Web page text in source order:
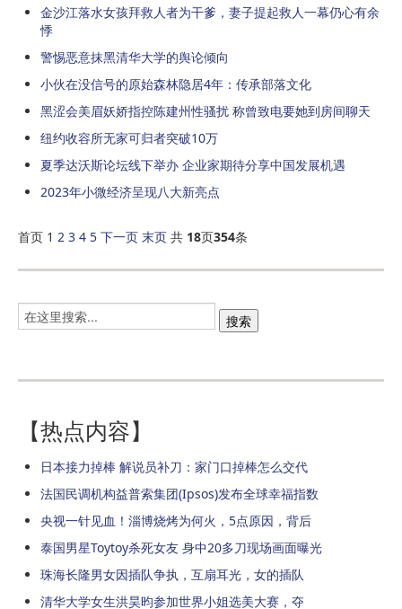
金沙江落水女孩拜救人者为干爹，妻子提起救人一幕仍心有余
悸
警惕恶意抹黑清华大学的舆论倾向
小伙在没信号的原始森林隐居4年：传承部落文化
黑涩会美眉妖娇指控陈建州性骚扰 称曾致电要她到房间聊天
纽约收容所无家可归者突破10万
夏季达沃斯论坛线下举办 企业家期待分享中国发展机遇
2023年小微经济呈现八大新亮点
首页 1 2 3 4 5 下一页 末页 共 18页354条
【热点内容】
日本接力掉棒 解说员补刀：家门口掉棒怎么交代
法国民调机构益普索集团(Ipsos)发布全球幸福指数
央视一针见血！淄博烧烤为何火，5点原因，背后
泰国男星Toytoy杀死女友 身中20多刀现场画面曝光
珠海长隆男女因插队争执，互扇耳光，女的插队
清华大学女生洪昊昀参加世界小姐选美大赛，夺